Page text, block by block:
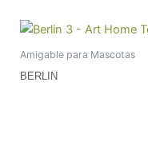
Amigable para Mascotas
BERLIN